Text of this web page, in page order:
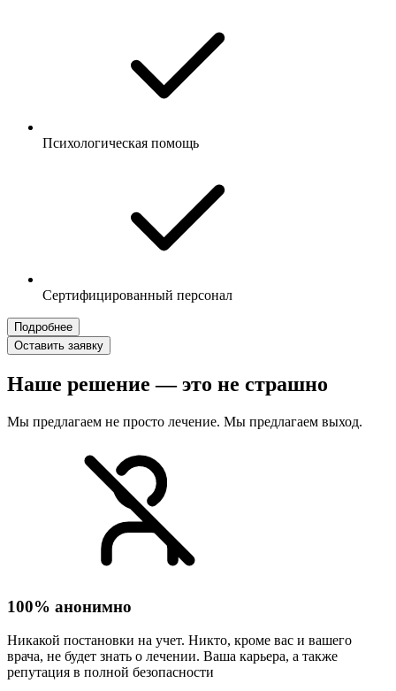
Психологическая помощь
Сертифицированный персонал
Подробнее
Оставить заявку
Наше решение — это не страшно
Мы предлагаем не просто лечение. Мы предлагаем выход.
100% анонимно
Никакой постановки на учет. Никто, кроме вас и вашего
врача, не будет знать о лечении. Ваша карьера, а также
репутация в полной безопасности